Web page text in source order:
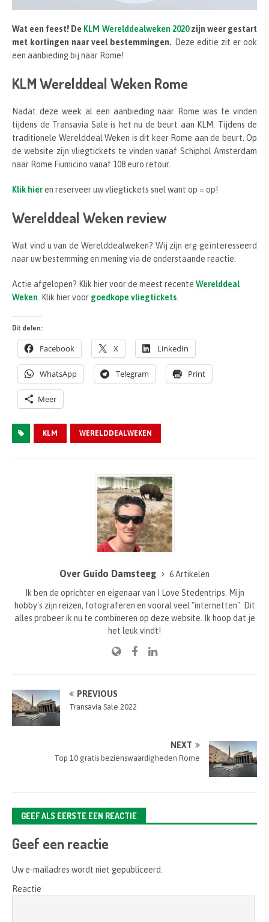
Wat een feest! De KLM Werelddealweken 2020zijn weer gestart
met kortingen naar veel bestemmingen. Deze editie zit er ook
een aanbieding bij naar Rome!
KLM Werelddeal Weken Rome
Nadat deze week al een aanbieding naar Rome was te vinden
tijdens de Transavia Sale is het nu de beurt aan KLM. Tijdens de
traditionele Werelddeal Weken is dit keer Rome aan de beurt. Op
de website zijn vliegtickets te vinden vanaf Schiphol Amsterdam
naar Rome Fiumicino vanaf 108 euro retour.
Klik hieren reserveer uw vliegtickets snel want op = op!
Werelddeal Weken review
Wat vind u van de Werelddealweken? Wij zijn erg geïnteresseerd
naar uw bestemming en mening via de onderstaande reactie.
Actie afgelopen? Klik hier voor de meest recente Werelddeal
Weken . Klik hier voor goedkope vliegtickets
Dit delen:
Facebook X LinkedIn
WhatsApp Telegram Print
Meer
KLM WERELDDEALWEKEN
Over Guido Damsteeg
6 Artikelen
Ik ben de oprichter en eigenaar van I Love Stedentrips. Mijn
hobby's zijn reizen, fotograferen en vooral veel "internetten". Dit
alles probeer ik nu te combineren op deze website. Ik hoop dat je
het leuk vindt!
PREVIOUS
Transavia Sale 2022
NEXT
Top 10 gratis bezienswaardigheden Rome
GEEF ALS EERSTE EEN REACTIE
Geef een reactie
Uw e-mailadres wordt niet gepubliceerd.
Reactie